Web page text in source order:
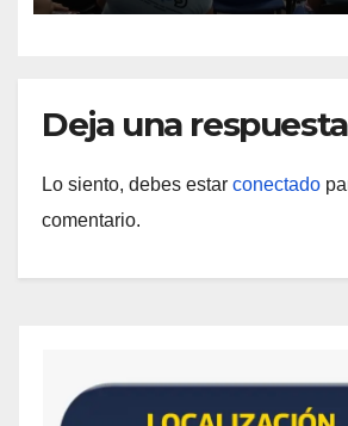
Deja una respuesta
Lo siento, debes estar conectado
comentario.